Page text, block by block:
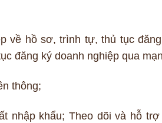
về hồ sơ, trình tự, thủ tục
đăng ký doanh nghiệp qua
thông;
nhập khẩu; Theo dõi và hỗ